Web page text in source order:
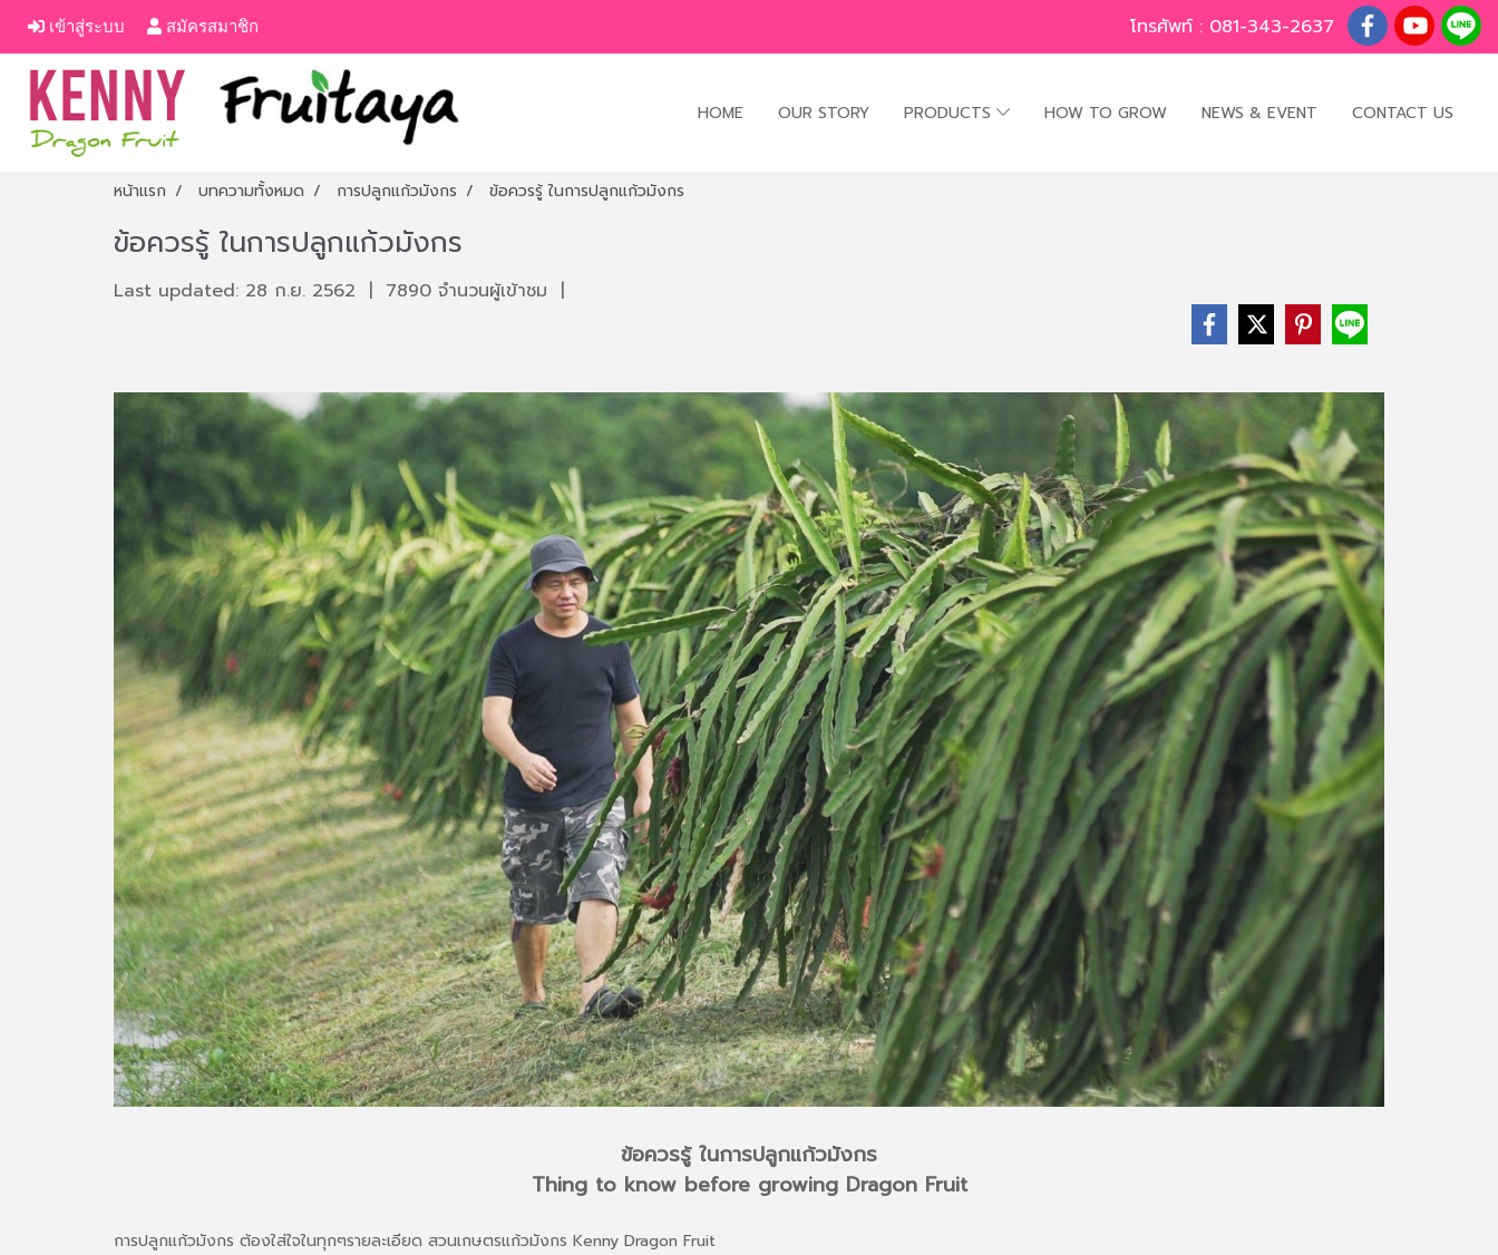
เข้าสู่ระบบ สมัครสมาชิก โทรศัพท์ : 081-343-2637
HOME OUR STORY PRODUCTS HOW TO GROW NEWS & EVENT CONTACT US
หน้าแรก บทความทั้งหมด การปลูกแก้วมังกร ข้อควรรู้ ในการปลูกแก้วมังกร
ข้อควรรู้ ในการปลูกแก้วมังกร
Last updated: 28 ก.ย. 2562 7890 จำนวนผู้เข้าชม
ข้อควรรู้ ในการปลูกแก้วมังกร
Thing to know before growing Dragon Fruit
การปลูกแก้วมังกร ต้องใส่ใจในทุกๆรายละเอียด สวนเกษตรแก้วมังกร Kenny Dragon Fruit